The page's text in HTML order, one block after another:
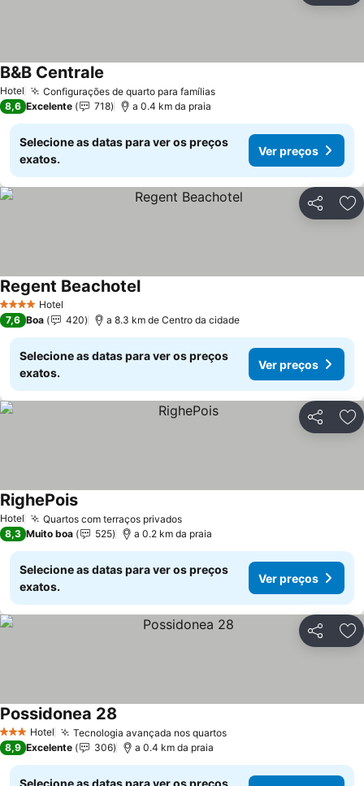
Hotel Configurações de quarto para famíliasVer preços
B&B Centrale
8,6 Excelente 718 a 0.4 km da praia
Selecione as datas para ver os preços
exatos.
Ver preços
Partilhar
4 EstrelasHotel
Regent BeachotelVer preços
7,6 Boa 420 a 8.3 km de Centro da cidade
Selecione as datas para ver os preços
exatos.
Ver preços
Partilhar
Hotel Quartos com terraços privadosVer preços
RighePoisVer preços
8,3 Muito boa 525 a 0.2 km da praia
Selecione as datas para ver os preços
exatos.
Ver preços
Partilhar
3 EstrelasHotel Tecnologia avançada nos quartosVer preços
Possidonea 28
8,9 Excelente 306 a 0.4 km da praia
Selecione as datas para ver os preços